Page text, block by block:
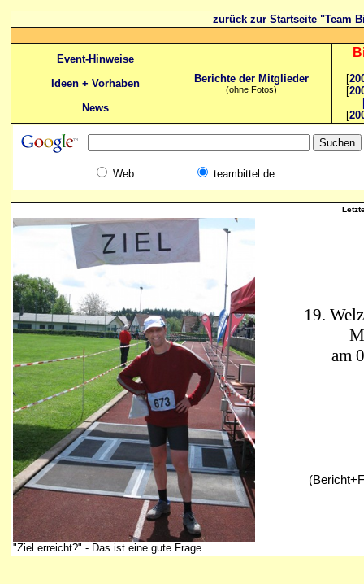
zurück zur Startseite "Team
Event-Hinweise
Ideen + Vorhaben
News
Berichte der Mitglieder
(ohne Fotos)
[
[
[
Web teambittel.de
"Ziel erreicht?" - Das ist eine gute Frage...
19.
am